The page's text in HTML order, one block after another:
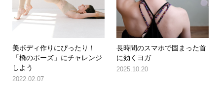
美ボディ作りにぴったり！
「橋のポーズ」にチャレンジ
しよう
2022.02.07
長時間のスマホで固まった首
に効くヨガ
2025.10.20